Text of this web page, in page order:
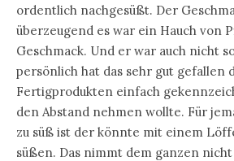
ordentlich nachgesüßt. Der
überzeugend es war ein Hauch von
Geschmack. Und er war auch nicht
persönlich hat das sehr gut gefallen
Fertigprodukten einfach
den Abstand nehmen wollte. Für
zu süß ist der könnte mit einem
süßen. Das nimmt dem ganzen